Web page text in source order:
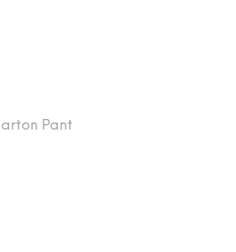
Pant